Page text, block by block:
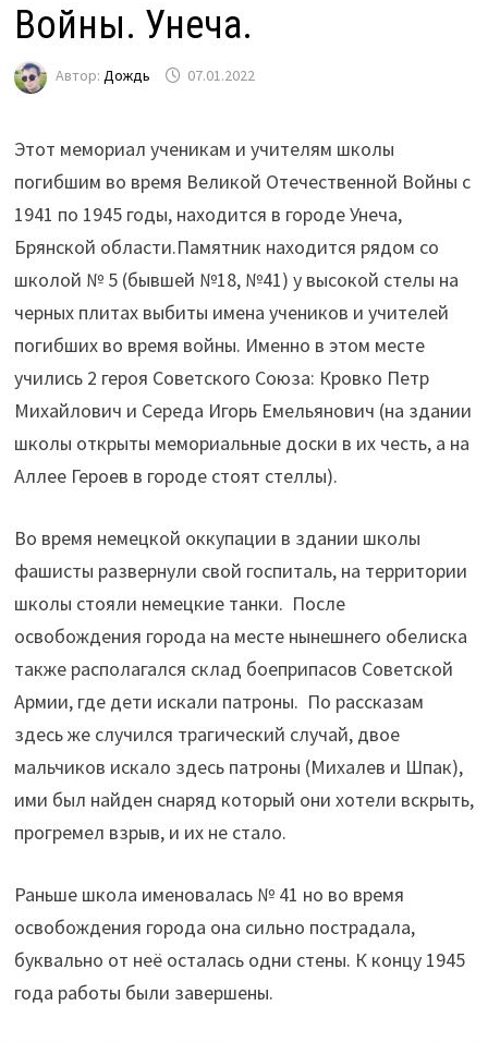
Войны. Унеча.
Автор: Дождь 07.01.2022
Этот мемориал ученикам и учителям школы
погибшим во время Великой Отечественной Войны с
1941 по 1945 годы, находится в городе Унеча,
Брянской области.Памятник находится рядом со
школой № 5 (бывшей №18, №41) у высокой стелы на
черных плитах выбиты имена учеников и учителей
погибших во время войны. Именно в этом месте
учились 2 героя Советского Союза: Кровко Петр
Михайлович и Середа Игорь Емельянович (на здании
школы открыты мемориальные доски в их честь, а на
Аллее Героев в городе стоят стеллы).
Во время немецкой оккупации в здании школы
фашисты развернули свой госпиталь, на территории
школы стояли немецкие танки. После
освобождения города на месте нынешнего обелиска
также располагался склад боеприпасов Советской
Армии, где дети искали патроны. По рассказам
здесь же случился трагический случай, двое
мальчиков искало здесь патроны (Михалев и Шпак),
ими был найден снаряд который они хотели вскрыть,
прогремел взрыв, и их не стало.
Раньше школа именовалась № 41 но во время
освобождения города она сильно пострадала,
буквально от неё осталась одни стены. К концу 1945
года работы были завершены.